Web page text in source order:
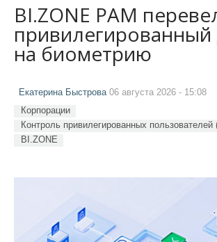
BI.ZONE PAM
привилегированный
на биометрию
Екатерина Быстрова 06 августа 2026 - 15:08
Корпорации
Контроль привилегированных пользователей
BI.ZONE